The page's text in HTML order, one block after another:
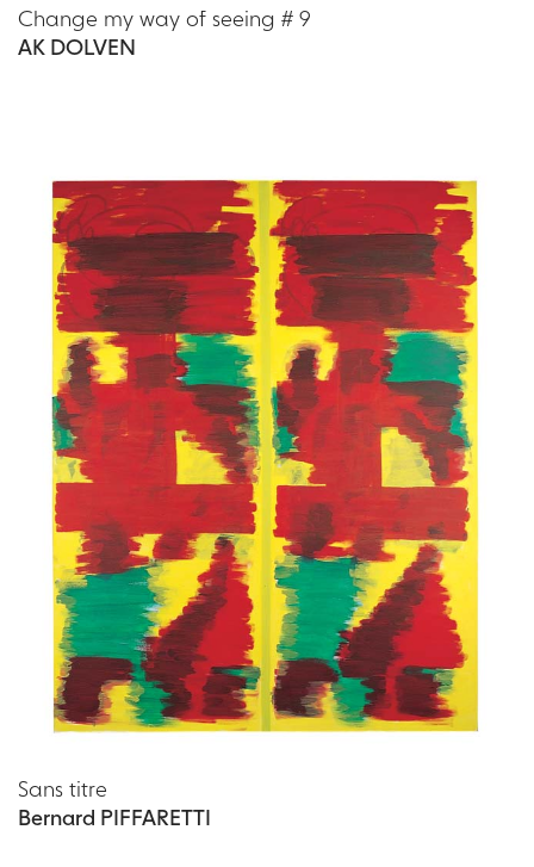
Change my way of seeing # 9
AK DOLVEN
Sans titre
Bernard PIFFARETTI